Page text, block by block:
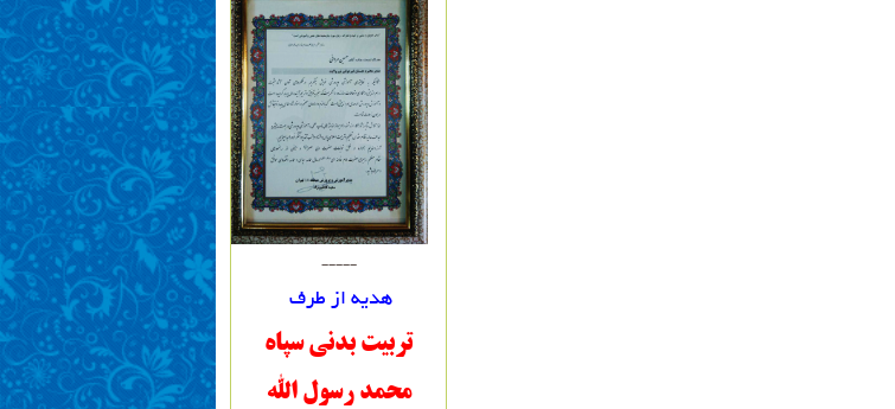
-----
هدیه از طرف
تربیت بدنی سپاه
محمد رسول الله